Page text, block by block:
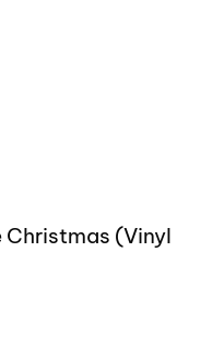
Christmas (Vinyl